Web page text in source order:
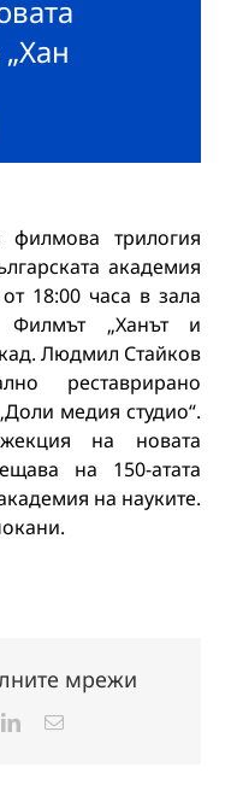
трилогия
академия
18:00 часа в зала
„Ханът и
Людмил Стайков
реставрирано
медия студио“.
на новата
на 150-атата
на науките.
мрежи
LinkedInЕлектронна